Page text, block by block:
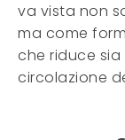
va vista non
ma come
che riduce
circolazione